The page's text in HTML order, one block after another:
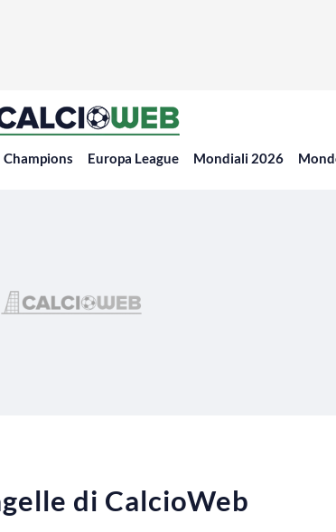
Champions Europa League Mondiali 2026
di CalcioWeb